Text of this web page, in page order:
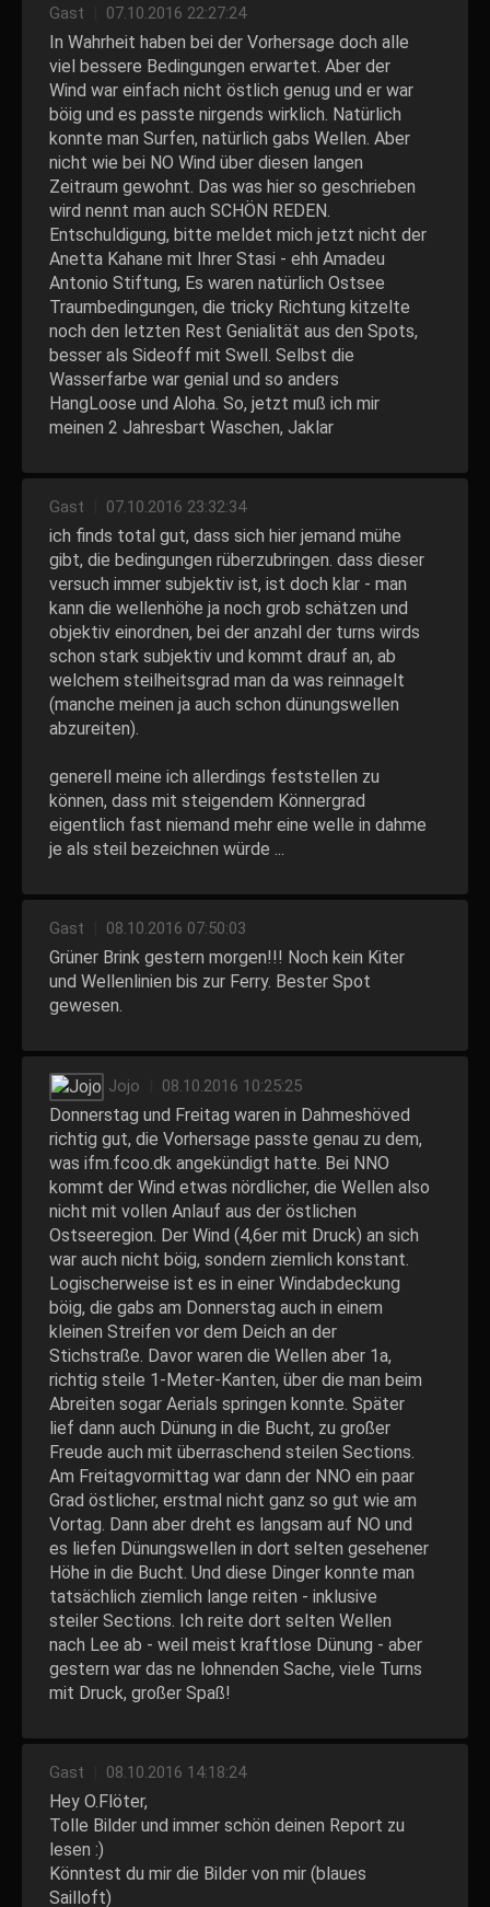
Gast 07.10.2016 22:27:24
In Wahrheit haben bei der Vorhersage doch alle
viel bessere Bedingungen erwartet. Aber der
Wind war einfach nicht östlich genug und er war
böig und es passte nirgends wirklich. Natürlich
konnte man Surfen, natürlich gabs Wellen. Aber
nicht wie bei NO Wind über diesen langen
Zeitraum gewohnt. Das was hier so geschrieben
wird nennt man auch SCHÖN REDEN.
Entschuldigung, bitte meldet mich jetzt nicht der
Anetta Kahane mit Ihrer Stasi - ehh Amadeu
Antonio Stiftung, Es waren natürlich Ostsee
Traumbedingungen, die tricky Richtung kitzelte
noch den letzten Rest Genialität aus den Spots,
besser als Sideoff mit Swell. Selbst die
Wasserfarbe war genial und so anders
HangLoose und Aloha. So, jetzt muß ich mir
meinen 2 Jahresbart Waschen, Jaklar
Gast 07.10.2016 23:32:34
ich finds total gut, dass sich hier jemand mühe
gibt, die bedingungen rüberzubringen. dass dieser
versuch immer subjektiv ist, ist doch klar - man
kann die wellenhöhe ja noch grob schätzen und
objektiv einordnen, bei der anzahl der turns wirds
schon stark subjektiv und kommt drauf an, ab
welchem steilheitsgrad man da was reinnagelt
(manche meinen ja auch schon dünungswellen
abzureiten).
generell meine ich allerdings feststellen zu
können, dass mit steigendem Könnergrad
eigentlich fast niemand mehr eine welle in dahme
je als steil bezeichnen würde ...
Gast 08.10.2016 07:50:03
Grüner Brink gestern morgen!!! Noch kein Kiter
und Wellenlinien bis zur Ferry. Bester Spot
gewesen.
Jojo 08.10.2016 10:25:25
Donnerstag und Freitag waren in Dahmeshöved
richtig gut, die Vorhersage passte genau zu dem,
was ifm.fcoo.dk angekündigt hatte. Bei NNO
kommt der Wind etwas nördlicher, die Wellen also
nicht mit vollen Anlauf aus der östlichen
Ostseeregion. Der Wind (4,6er mit Druck) an sich
war auch nicht böig, sondern ziemlich konstant.
Logischerweise ist es in einer Windabdeckung
böig, die gabs am Donnerstag auch in einem
kleinen Streifen vor dem Deich an der
Stichstraße. Davor waren die Wellen aber 1a,
richtig steile 1-Meter-Kanten, über die man beim
Abreiten sogar Aerials springen konnte. Später
lief dann auch Dünung in die Bucht, zu großer
Freude auch mit überraschend steilen Sections.
Am Freitagvormittag war dann der NNO ein paar
Grad östlicher, erstmal nicht ganz so gut wie am
Vortag. Dann aber dreht es langsam auf NO und
es liefen Dünungswellen in dort selten gesehener
Höhe in die Bucht. Und diese Dinger konnte man
tatsächlich ziemlich lange reiten - inklusive
steiler Sections. Ich reite dort selten Wellen
nach Lee ab - weil meist kraftlose Dünung - aber
gestern war das ne lohnenden Sache, viele Turns
mit Druck, großer Spaß!
Gast 08.10.2016 14:18:24
Hey O.Flöter,
Tolle Bilder und immer schön deinen Report zu
lesen :)
Könntest du mir die Bilder von mir (blaues
Sailloft)